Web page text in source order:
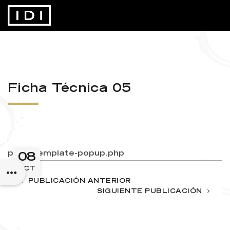
08
OCT
Ficha Técnica 05
page-template-popup.php
PUBLICACIÓN ANTERIOR
SIGUIENTE PUBLICACIÓN